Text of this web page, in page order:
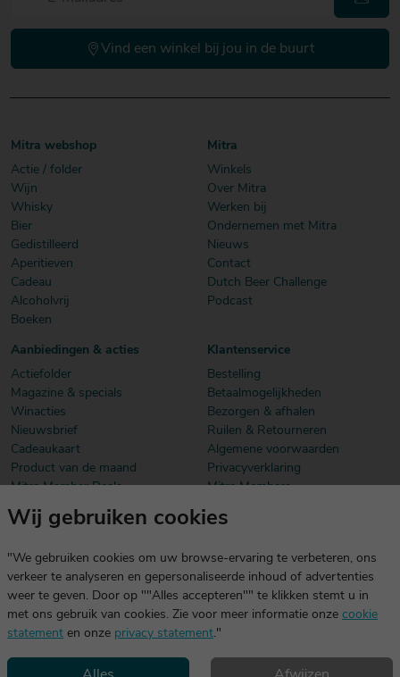
Vind een winkel bij jou in de buurt
Mitra webshop
Actie / folder
Wijn
Whisky
Bier
Gedistilleerd
Aperitieven
Cadeau
Alcoholvrij
Boeken
Mitra
Winkels
Over Mitra
Werken bij
Ondernemen met Mitra
Nieuws
Contact
Dutch Beer Challenge
Podcast
Aanbiedingen & acties
Actiefolder
Magazine & specials
Winacties
Nieuwsbrief
Cadeaukaart
Product van de maand
Mitra Member Deals
Klantenservice
Bestelling
Betaalmogelijkheden
Bezorgen & afhalen
Ruilen & Retourneren
Algemene voorwaarden
Privacyverklaring
Mitra Members
Download onze app
dezelfde gegevens die je voor mitra.nl gebruikt.
Wij gebruiken cookies
"We gebruiken cookies om uw browse-ervaring te verbeteren, ons
verkeer te analyseren en gepersonaliseerde inhoud of advertenties
weer te geven. Door op ""Alles accepteren"" te klikken stemt u in
met ons gebruik van cookies. Zie voor meer informatie onze cookie
statement en onze privacy statement."